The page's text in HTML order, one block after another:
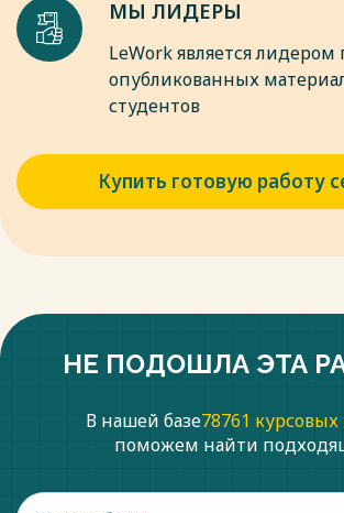
МЫ ЛИДЕРЫ
LeWork является лидером
опубликованных
студентов
Купить готовую работу
НЕ ПОДОШЛА ЭТА
В нашей базе78761 курсовых
поможем найти